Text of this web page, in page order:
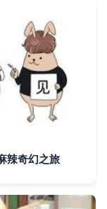
辣奇幻之旅